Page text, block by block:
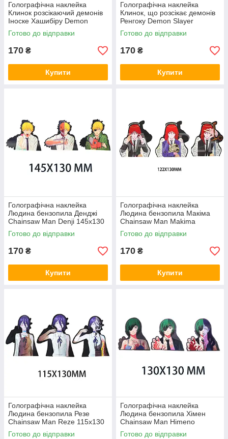
Голографічна наклейка
Клинок розсікаючий демонів
Іноске Хашибіру Demon
Slayer Inosuke Hashibira
110x135 мм
Готово до відправки
170 ₴
Купити
Голографічна наклейка
Клинок, що розсікає демонів
Ренгоку Demon Slayer
Rengoku
Готово до відправки
170 ₴
Купити
Голографічна наклейка
Людина бензопила Денджі
Chainsaw Man Denji 145x130
мм
Готово до відправки
170 ₴
Купити
Голографічна наклейка
Людина бензопила Макіма
Chainsaw Man Makima
122x130 мм
Готово до відправки
170 ₴
Купити
Голографічна наклейка
Людина бензопила Резе
Chainsaw Man Reze 115x130
мм
Готово до відправки
Голографічна наклейка
Людина бензопила Хімен
Chainsaw Man Himeno
130x130 мм
Готово до відправки